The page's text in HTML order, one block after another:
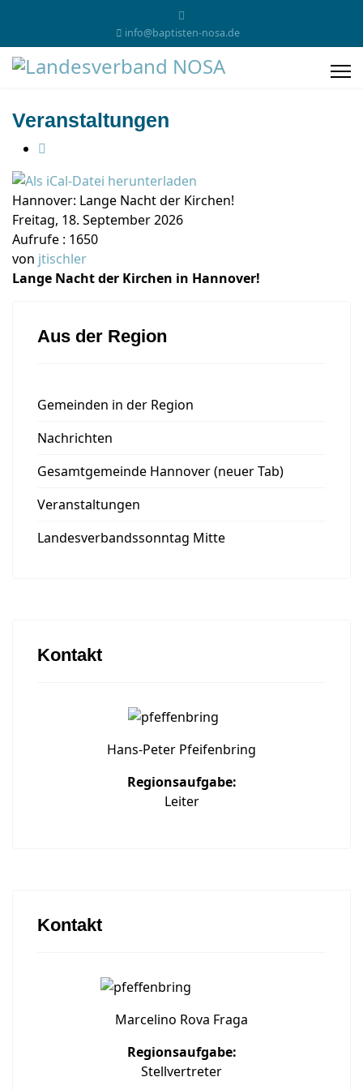
info@baptisten-nosa.de
Veranstaltungen
Hannover: Lange Nacht der Kirchen!
Freitag, 18. September 2026
Aufrufe : 1650
von jtischler
Lange Nacht der Kirchen in Hannover!
Aus der Region
Gemeinden in der Region
Nachrichten
Gesamtgemeinde Hannover (neuer Tab)
Veranstaltungen
Landesverbandssonntag Mitte
Kontakt
Hans-Peter Pfeifenbring
Regionsaufgabe:
Leiter
Kontakt
Marcelino Rova Fraga
Regionsaufgabe:
Stellvertreter